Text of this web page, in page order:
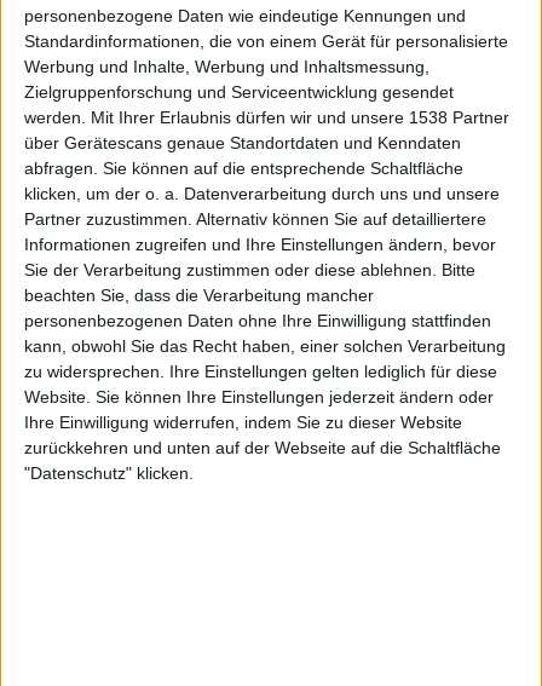
personenbezogene Daten wie eindeutige Kennungen und
Standardinformationen, die von einem Gerät für personalisierte
Werbung und Inhalte, Werbung und Inhaltsmessung,
Zielgruppenforschung und Serviceentwicklung gesendet
werden.
Mit Ihrer Erlaubnis dürfen wir und unsere 1538 Partner
über Gerätescans genaue Standortdaten und Kenndaten
abfragen. Sie können auf die entsprechende Schaltfläche
klicken, um der o. a. Datenverarbeitung durch uns und unsere
Partner zuzustimmen. Alternativ können Sie auf detailliertere
Informationen zugreifen und Ihre Einstellungen ändern, bevor
Sie der Verarbeitung zustimmen oder diese ablehnen.
Bitte
beachten Sie, dass die Verarbeitung mancher
personenbezogenen Daten ohne Ihre Einwilligung stattfinden
kann, obwohl Sie das Recht haben, einer solchen Verarbeitung
zu widersprechen. Ihre Einstellungen gelten lediglich für diese
Website. Sie können Ihre Einstellungen jederzeit ändern oder
Ihre Einwilligung widerrufen, indem Sie zu dieser Website
zurückkehren und unten auf der Webseite auf die Schaltfläche
"Datenschutz" klicken.
und selbst für den Neueinsteiger in Sachen AXEL RUDI
PELL ist es eine absolut empfehlenswerte Scheibe, die
einen gelungenen Querschnitt durch Axels
kompositorisches Repertoire zeigt.
Zur Startseite
06.05.2010
Steve